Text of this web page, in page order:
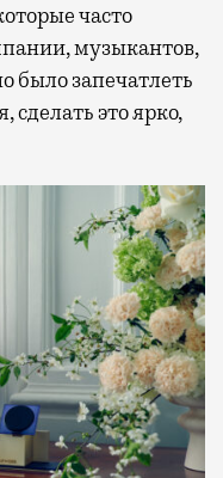
часто
музыкантов,
было запечатлеть
это ярко,